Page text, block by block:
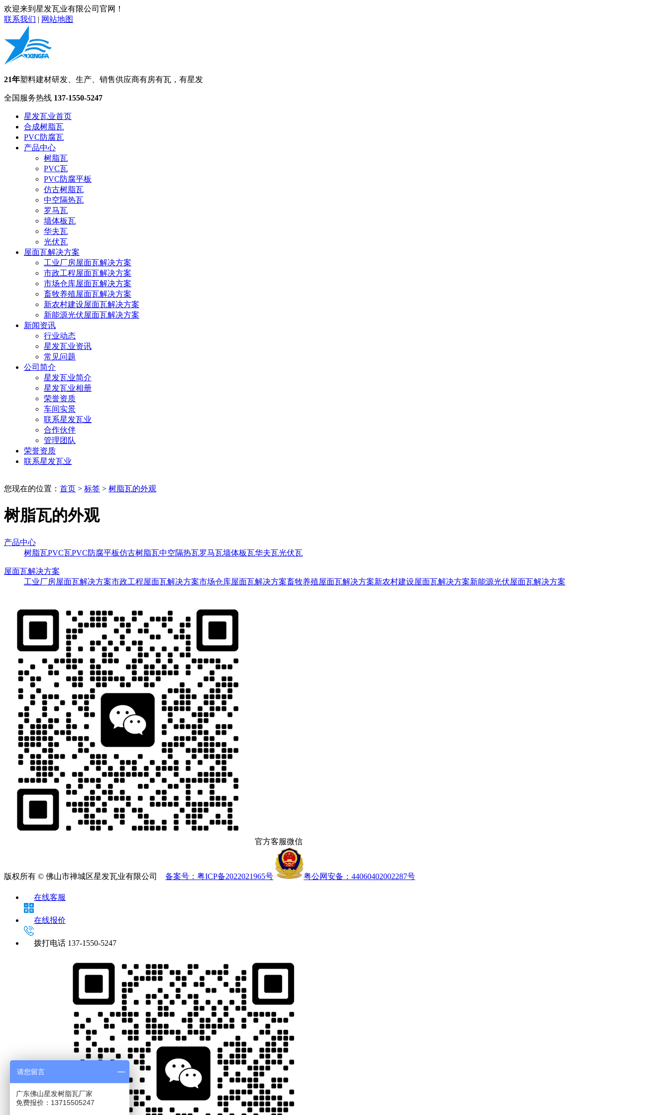
欢迎来到星发瓦业有限公司官网！
联系我们 | 网站地图
21年塑料建材研发、生产、销售供应商有房有瓦，有星发
全国服务热线 137-1550-5247
星发瓦业首页
合成树脂瓦
PVC防腐瓦
产品中心
树脂瓦
PVC瓦
PVC防腐平板
仿古树脂瓦
中空隔热瓦
罗马瓦
墙体板瓦
华夫瓦
光伏瓦
屋面瓦解决方案
工业厂房屋面瓦解决方案
市政工程屋面瓦解决方案
市场仓库屋面瓦解决方案
畜牧养殖屋面瓦解决方案
新农村建设屋面瓦解决方案
新能源光伏屋面瓦解决方案
新闻资讯
行业动态
星发瓦业资讯
常见问题
公司简介
星发瓦业简介
星发瓦业相册
荣誉资质
车间实景
联系星发瓦业
合作伙伴
管理团队
荣誉资质
联系星发瓦业
您现在的位置： 首页 > 标签 > 树脂瓦的外观
树脂瓦的外观
产品中心
树脂瓦PVC瓦PVC防腐平板仿古树脂瓦中空隔热瓦罗马瓦墙体板瓦华夫瓦光伏瓦
屋面瓦解决方案
工业厂房屋面瓦解决方案市政工程屋面瓦解决方案市场仓库屋面瓦解决方案畜牧养殖屋面瓦解决方案新农村建设屋面瓦解决方案新能源光伏屋面瓦解决方案
官方客服微信
版权所有 © 佛山市禅城区星发瓦业有限公司 备案号：粤ICP备2022021965号 粤公网安备：44060402002287号
在线客服
在线报价
拨打电话 137-1550-5247
请您留言
广东佛山星发树脂瓦厂家
免费报价：13715505247